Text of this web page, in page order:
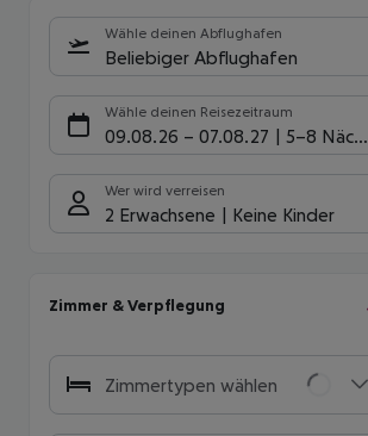
Wähle deinen Abflughafen
Beliebiger Abflughafen
Wähle deinen Reisezeitraum
09.08.26 – 07.08.27 5-8 Nächte
Wer wird verreisen
2 Erwachsene Keine Kinder
Zimmer & Verpflegung
Zimmertypen wählen